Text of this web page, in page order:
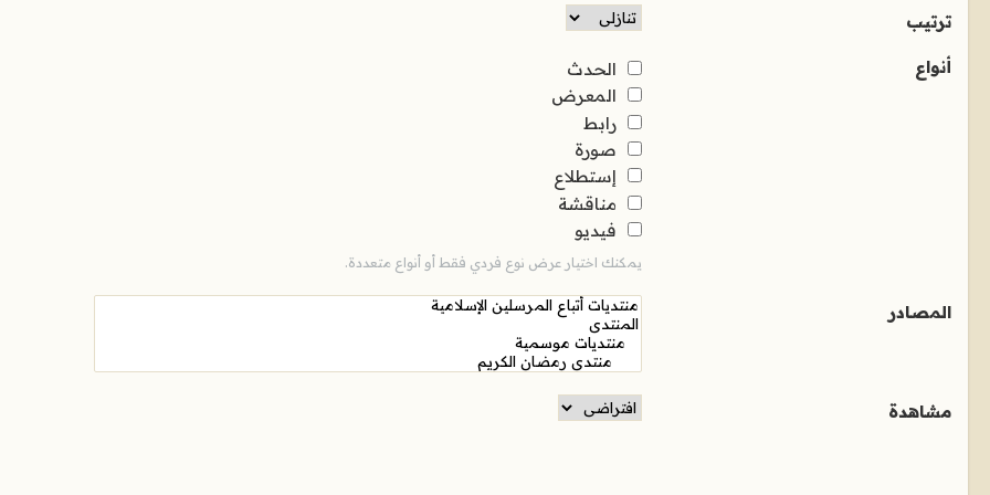
ترتيب
أنواع
الحدث
المعرض
رابط
صورة
إستطلاع
مناقشة
فيديو
يمكنك اختيار عرض نوع فردي فقط أو أنواع متعددة.
المصادر
مشاهدة